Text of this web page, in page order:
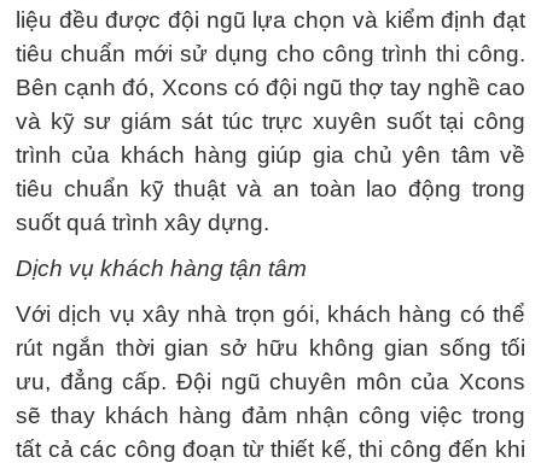
liệu đều được đội ngũ lựa chọn và kiểm định đạt
tiêu chuẩn mới sử dụng cho công trình thi công.
Bên cạnh đó, Xcons có đội ngũ thợ tay nghề cao
và kỹ sư giám sát túc trực xuyên suốt tại công
trình của khách hàng giúp gia chủ yên tâm về
tiêu chuẩn kỹ thuật và an toàn lao động trong
suốt quá trình xây dựng.
Dịch vụ khách hàng tận tâm
Với dịch vụ xây nhà trọn gói, khách hàng có thể
rút ngắn thời gian sở hữu không gian sống tối
ưu, đẳng cấp. Đội ngũ chuyên môn của Xcons
sẽ thay khách hàng đảm nhận công việc trong
tất cả các công đoạn từ thiết kế, thi công đến khi